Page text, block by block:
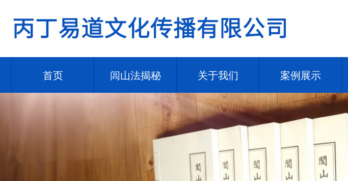
首页 闾山法揭秘 关于我们 案例展示